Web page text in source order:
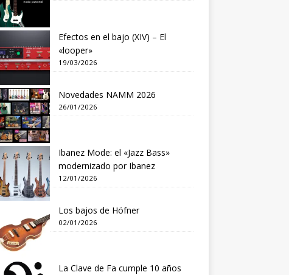
Efectos en el bajo (XIV) – El
«looper»
19/03/2026
Novedades NAMM 2026
26/01/2026
Ibanez Mode: el «Jazz Bass»
modernizado por Ibanez
12/01/2026
Los bajos de Höfner
02/01/2026
La Clave de Fa cumple 10 años